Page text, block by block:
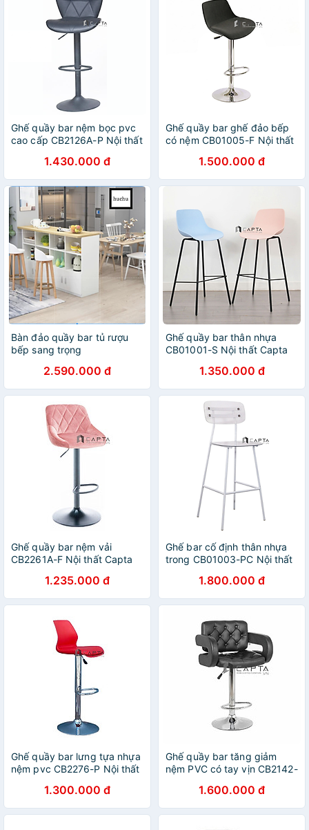
Ghế quầy bar nệm bọc pvc
cao cấp CB2126A-P Nội thất
1.430.000 đ
Ghế quầy bar ghế đảo bếp
có nệm CB01005-F Nội thất
1.500.000 đ
Bàn đảo quầy bar tủ rượu
bếp sang trọng
2.590.000 đ
Ghế quầy bar thân nhựa
CB01001-S Nội thất Capta
1.350.000 đ
Ghế quầy bar nệm vải
CB2261A-F Nội thất Capta
chân mâm sơn đen
1.235.000 đ
Ghế bar cố định thân nhựa
trong CB01003-PC Nội thất
1.800.000 đ
Ghế quầy bar lưng tựa nhựa
nệm pvc CB2276-P Nội thất
nhựa PP nệm bọc simili màu
đỏ có chân thép mạ chrome
1.300.000 đ
Ghế quầy bar tăng giảm
nệm PVC có tay vịn CB2142-
1.600.000 đ